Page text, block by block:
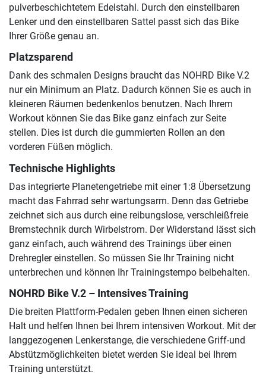
pulverbeschichtetem Edelstahl. Durch den einstellbaren
Lenker und den einstellbaren Sattel passt sich das Bike
Ihrer Größe genau an.
Platzsparend
Dank des schmalen Designs braucht das NOHRD Bike V.2
nur ein Minimum an Platz. Dadurch können Sie es auch in
kleineren Räumen bedenkenlos benutzen. Nach Ihrem
Workout können Sie das Bike ganz einfach zur Seite
stellen. Dies ist durch die gummierten Rollen an den
vorderen Füßen möglich.
Technische Highlights
Das integrierte Planetengetriebe mit einer 1:8 Übersetzung
macht das Fahrrad sehr wartungsarm. Denn das Getriebe
zeichnet sich aus durch eine reibungslose, verschleißfreie
Bremstechnik durch Wirbelstrom. Der Widerstand lässt sich
ganz einfach, auch während des Trainings über einen
Drehregler einstellen. So müssen Sie Ihr Training nicht
unterbrechen und können Ihr Trainingstempo beibehalten.
NOHRD Bike V.2 – Intensives Training
Die breiten Plattform-Pedalen geben Ihnen einen sicheren
Halt und helfen Ihnen bei Ihrem intensiven Workout. Mit der
langgezogenen Lenkerstange, die verschiedene Griff-und
Abstützmöglichkeiten bietet werden Sie ideal bei Ihrem
Training unterstützt.